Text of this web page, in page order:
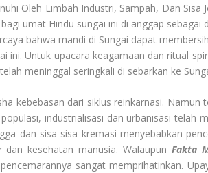
Oleh Limbah Industri, Sampah, Dan Sisa
umat Hindu sungai ini di anggap sebagai
bahwa mandi di Sungai dapat
ini. Untuk upacara keagamaan dan ritual
meninggal seringkali di sebarkan ke
kebebasan dari siklus reinkarnasi. Namun
industrialisasi dan urbanisasi telah
dan sisa-sisa kremasi menyebabkan
kesehatan manusia. Walaupun Fakta
sangat memprihatinkan.